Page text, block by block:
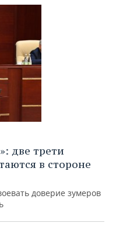
две трети
в стороне
доверие зумеров